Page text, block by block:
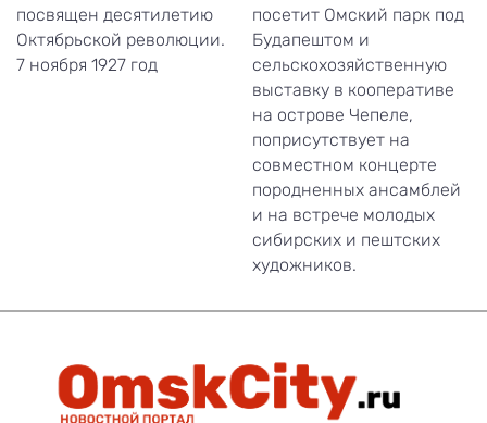
посвящен десятилетию
Октябрьской революции.
7 ноября 1927 год
посетит Омский парк под
Будапештом и
сельскохозяйственную
выставку в кооперативе
на острове Чепеле,
поприсутствует на
совместном концерте
породненных ансамблей
и на встрече молодых
сибирских и пештских
художников.